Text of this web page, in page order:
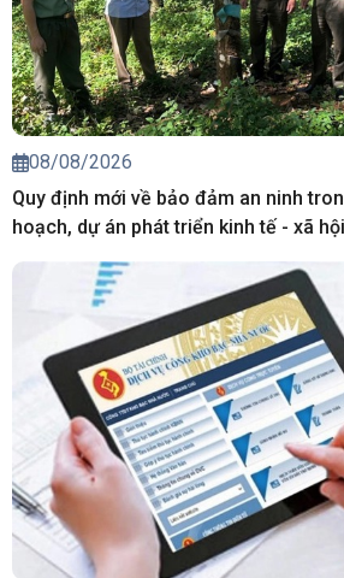
08/08/2026
Quy định mới về bảo đảm an ninh
hoạch, dự án phát triển kinh tế - xã hội